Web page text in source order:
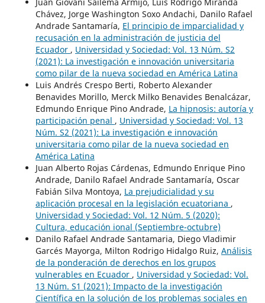
Chávez, Jorge Washington Soxo Andachi, Danilo Rafael
Andrade Santamaría, El principio de imparcialidad y
recusación en la administración de justicia del
Ecuador , Universidad y Sociedad: Vol. 13 Núm. S2
(2021): La investigación e innovación universitaria
como pilar de la nueva sociedad en América Latina
Luis Andrés Crespo Berti, Roberto Alexander
Benavides Morillo, Merck Milko Benavides Benalcázar,
Edmundo Enrique Pino Andrade, La hipnosis: autoría y
participación penal , Universidad y Sociedad: Vol. 13
Núm. S2 (2021): La investigación e innovación
universitaria como pilar de la nueva sociedad en
América Latina
Juan Alberto Rojas Cárdenas, Edmundo Enrique Pino
Andrade, Danilo Rafael Andrade Santamaría, Oscar
Fabián Silva Montoya, La prejudicialidad y su
aplicación procesal en la legislación ecuatoriana ,
Universidad y Sociedad: Vol. 12 Núm. 5 (2020):
Cultura, educación ional (Septiembre-octubre)
Danilo Rafael Andrade Santamaria, Diego Vladimir
Garcés Mayorga, Milton Rodrigo Hidalgo Ruiz, Análisis
de la ponderación de derechos en los grupos
vulnerables en Ecuador , Universidad y Sociedad: Vol.
13 Núm. S1 (2021): Impacto de la investigación
Científica en la solución de los problemas sociales en